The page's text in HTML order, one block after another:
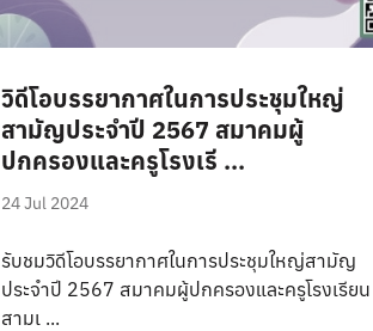
วิดีโอบรรยากาศในการประชุมใหญ่
สามัญประจำปี 2567 สมาคมผู้
ปกครองและครูโรงเรี ...
24 Jul 2024
รับชมวิดีโอบรรยากาศในการประชุมใหญ่สามัญ
ประจำปี 2567 สมาคมผู้ปกครองและครูโรงเรียน
สามเ ...